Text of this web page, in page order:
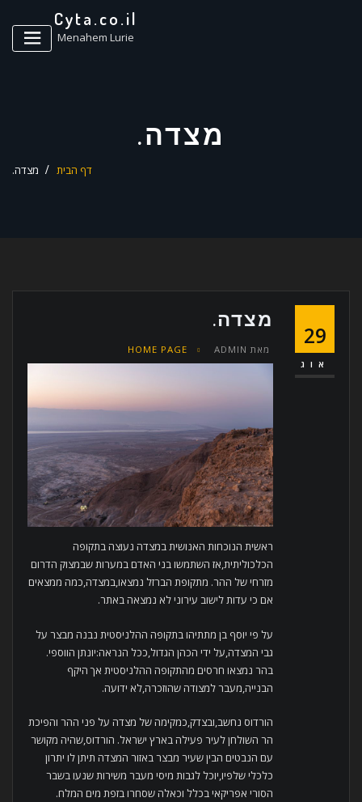
Cyta.co.il
Menahem Lurie
מצדה.
דף הבית מצדה.
29
אוג
מצדה.
מאת ADMIN
HOME PAGE
ראשית הנוכחות האנושית במצדה נעוצה בתקופה
הכלכוליתית,אז השתמשו בני האדם במערות שבמצוק הדרום
מזרחי של ההר. מתקופת הברזל נמצאו,במצדה,כמה ממצאים
אם כי עדות לישוב עירוני לא נמצאה באתר.
על פי יוסף בן מתתיהו בתקופה ההלניסטית נבנה מבצר על
גבי המצדה,על ידי הכהן הגדול,ככל הנראה:יונתן הווספי.
בהר נמצאו חרסים מהתקופה ההלניסטית אך היקף
הבנייה,מעבר למצודה שהוזכרה,לא ידועה.
הורדוס נחשב,ובצדק,כמקימה של מצדה על פני ההר והפיכת
הר השולחן לעיר פעילה בארץ ישראל. הורדוס,שהיה מקושר
עם הנבטים הבין שעיר מבצר באזור המצדה תיתן לו יתרון
כלכלי שלפיו,יוכל לגבות מיסי מעבר משירות שנעו בשבר
הסורי אפריקאי בכלל וכאלה שסחרו בזפת מים המלח.